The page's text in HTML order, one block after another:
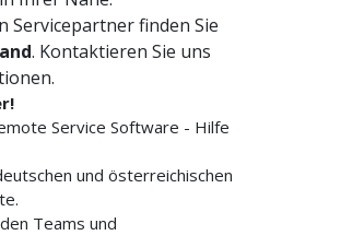
Servicepartner finden Sie
. Kontaktieren Sie uns
Service Software - Hilfe
und österreichischen
Teams und